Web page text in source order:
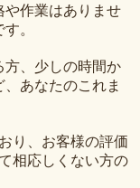
や作業はありませ
。
方、少しの時間か
あなたのこれま
り、お客様の評価
相応しくない方の